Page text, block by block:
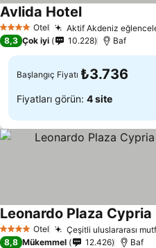
4 Yıldız Otel Aktif Akdeniz
Avlida HotelFiyatları görün
8,3 Çok iyi 10.228 Baf
Başlangıç Fiyatı ₺3.736
Fiyatları görün: 4 site
4 Yıldız Otel Çeşitli uluslararası
Fiyatları görün
8,8 Mükemmel 12.426 Baf